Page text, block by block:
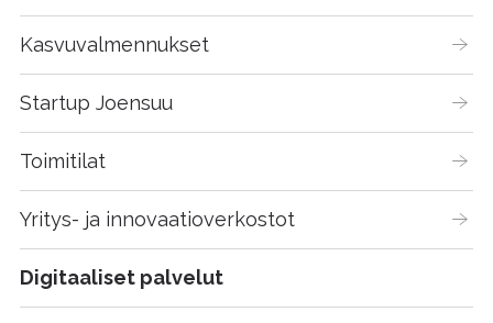
Kasvuvalmennukset
Startup Joensuu
Toimitilat
Yritys- ja innovaatioverkostot
Digitaaliset palvelut